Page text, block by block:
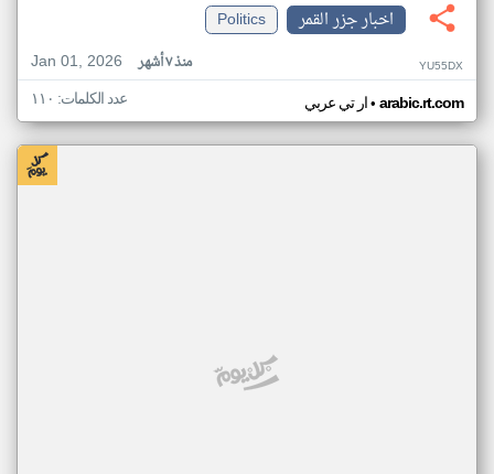
اخبار جزر القمر
Politics
Jan 01, 2026
منذ ٧ أشهر YU55DX
ار تي عربي• arabic.rt.com عدد الكلمات: ١١٠